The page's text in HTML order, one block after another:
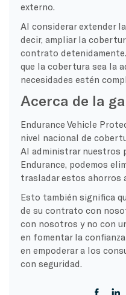
externo.
Al considerar extender
decir, ampliar la
contrato
que la cobertura sea la
necesidades estén
Acerca de la
Endurance Vehicle
nivel nacional de
Al administrar nuestros
Endurance, podemos
trasladar estos ahorros
Esto también significa
de su contrato con
con nosotros y no con
en fomentar la
en empoderar a los
con seguridad.